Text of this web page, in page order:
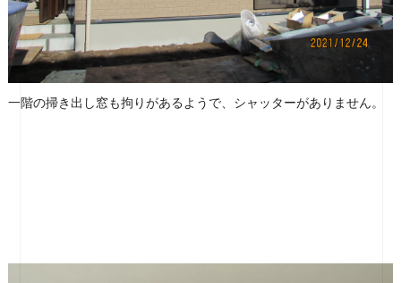
一階の掃き出し窓も拘りがあるようで、シャッターがありません。